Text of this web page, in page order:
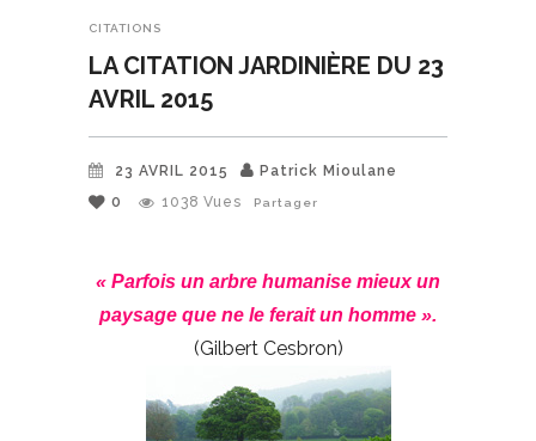
CITATIONS
LA CITATION JARDINIÈRE DU 23
AVRIL 2015
23 AVRIL 2015
Patrick Mioulane
0
1038 Vues Partager
« Parfois un arbre humanise mieux un
paysage que ne le ferait un homme ».
(Gilbert Cesbron)